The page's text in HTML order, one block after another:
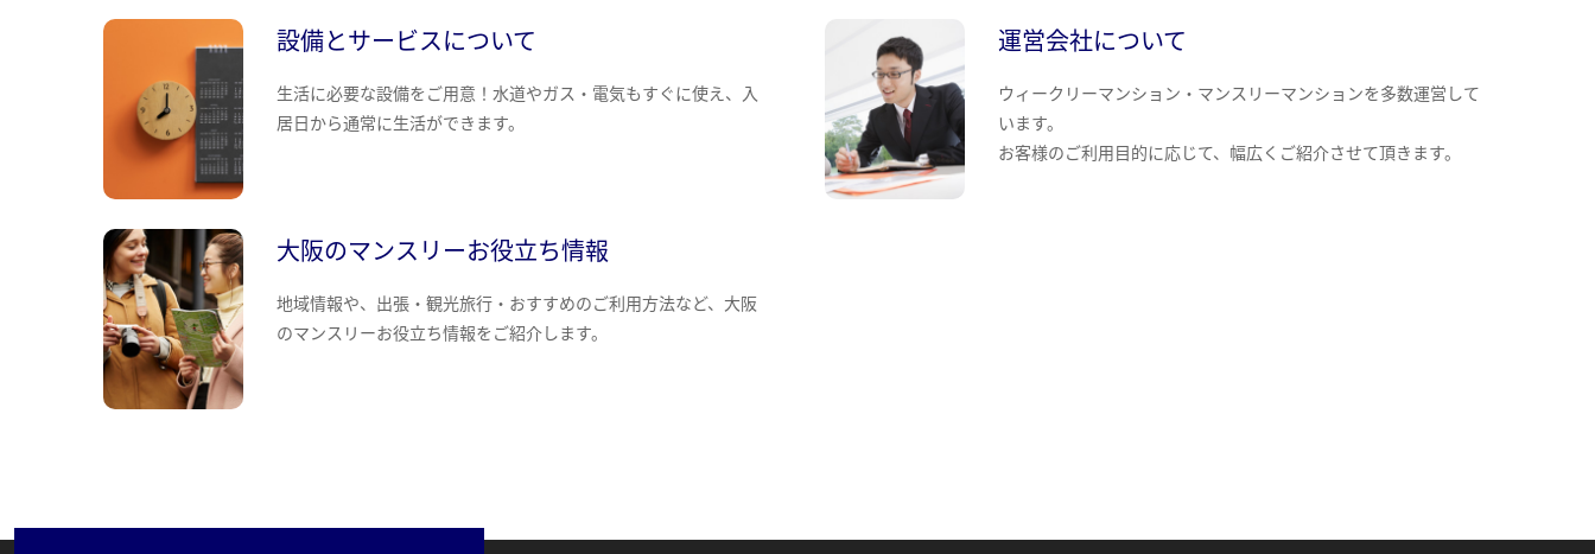
設備とサービスについて
生活に必要な設備をご用意！水道やガス・電気もすぐに使え、入
居日から通常に生活ができます。
運営会社について
ウィークリーマンション・マンスリーマンションを多数運営して
います。
お客様のご利用目的に応じて、幅広くご紹介させて頂きます。
大阪のマンスリーお役立ち情報
地域情報や、出張・観光旅行・おすすめのご利用方法など、大阪
のマンスリーお役立ち情報をご紹介します。